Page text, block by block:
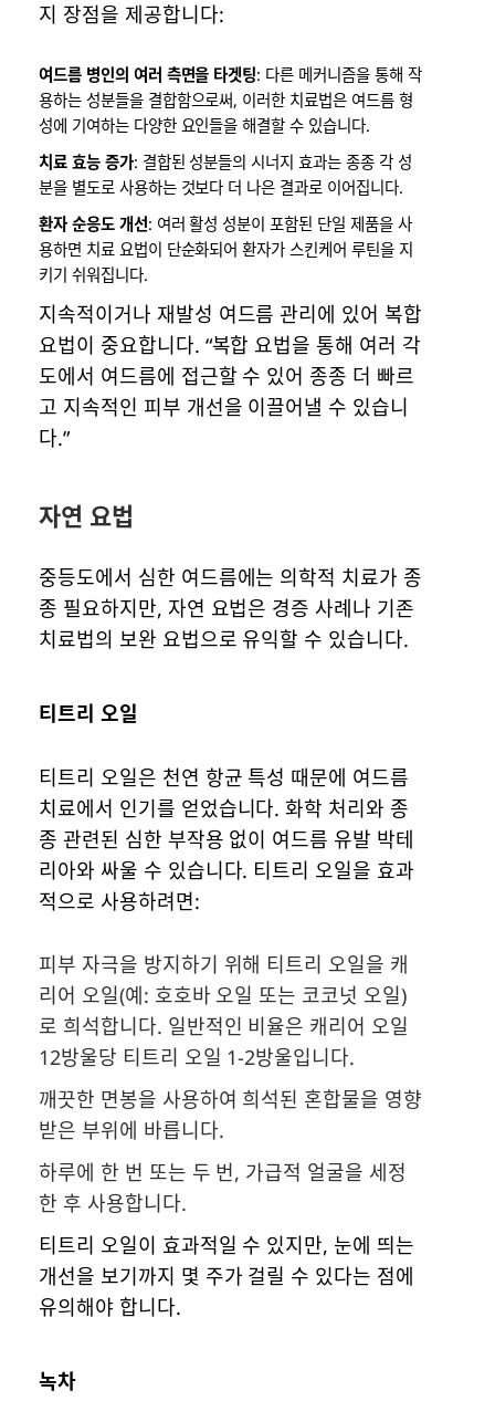
지 장점을 제공합니다:
여드름 병인의 여러 측면을 타겟팅: 다른 메커니즘을 통해 작
용하는 성분들을 결합함으로써, 이러한 치료법은 여드름 형
성에 기여하는 다양한 요인들을 해결할 수 있습니다.
치료 효능 증가: 결합된 성분들의 시너지 효과는 종종 각 성
분을 별도로 사용하는 것보다 더 나은 결과로 이어집니다.
환자 순응도 개선: 여러 활성 성분이 포함된 단일 제품을 사
용하면 치료 요법이 단순화되어 환자가 스킨케어 루틴을 지
키기 쉬워집니다.
지속적이거나 재발성 여드름 관리에 있어 복합
요법이 중요합니다. “복합 요법을 통해 여러 각
도에서 여드름에 접근할 수 있어 종종 더 빠르
고 지속적인 피부 개선을 이끌어낼 수 있습니
다.”
자연 요법
중등도에서 심한 여드름에는 의학적 치료가 종
종 필요하지만, 자연 요법은 경증 사례나 기존
치료법의 보완 요법으로 유익할 수 있습니다.
티트리 오일
티트리 오일은 천연 항균 특성 때문에 여드름
치료에서 인기를 얻었습니다. 화학 처리와 종
종 관련된 심한 부작용 없이 여드름 유발 박테
리아와 싸울 수 있습니다. 티트리 오일을 효과
적으로 사용하려면:
피부 자극을 방지하기 위해 티트리 오일을 캐
리어 오일(예: 호호바 오일 또는 코코넛 오일)
로 희석합니다. 일반적인 비율은 캐리어 오일
12방울당 티트리 오일 1-2방울입니다.
깨끗한 면봉을 사용하여 희석된 혼합물을 영향
받은 부위에 바릅니다.
하루에 한 번 또는 두 번, 가급적 얼굴을 세정
한 후 사용합니다.
티트리 오일이 효과적일 수 있지만, 눈에 띄는
개선을 보기까지 몇 주가 걸릴 수 있다는 점에
유의해야 합니다.
녹차